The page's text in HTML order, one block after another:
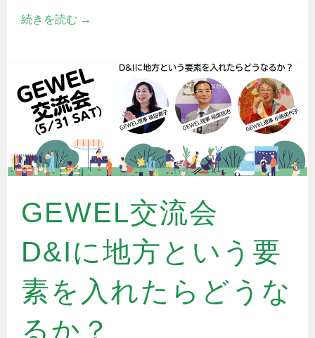
続きを読む →
GEWEL交流会
D&Iに地方という要
素を入れたらどうな
るか？